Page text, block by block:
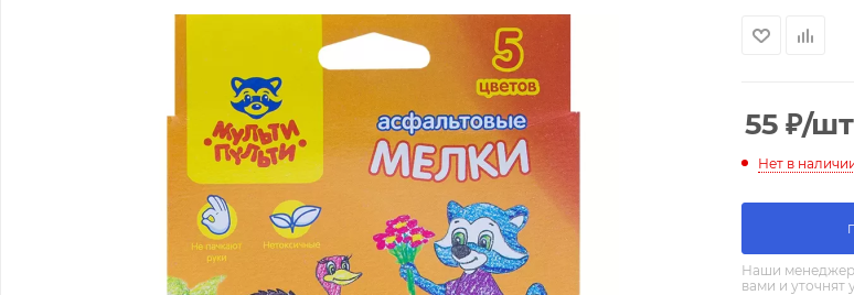
55 ₽/шт
Нет в
Наши
вами и уточнят